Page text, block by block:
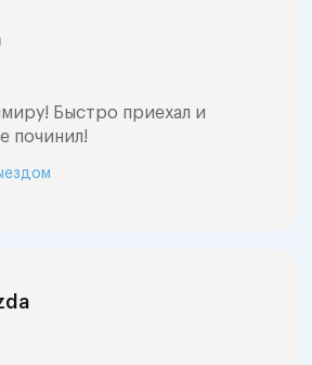
Быстро приехал и
починил!